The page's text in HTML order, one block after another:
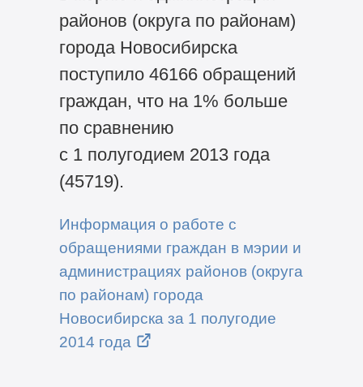
районов (округа по районам)
города Новосибирска
поступило 46166 обращений
граждан, что на 1% больше
по сравнению
с 1 полугодием 2013 года
(45719).
Информация о работе с
обращениями граждан в мэрии и
администрациях районов (округа
по районам) города
Новосибирска за 1 полугодие
2014 года